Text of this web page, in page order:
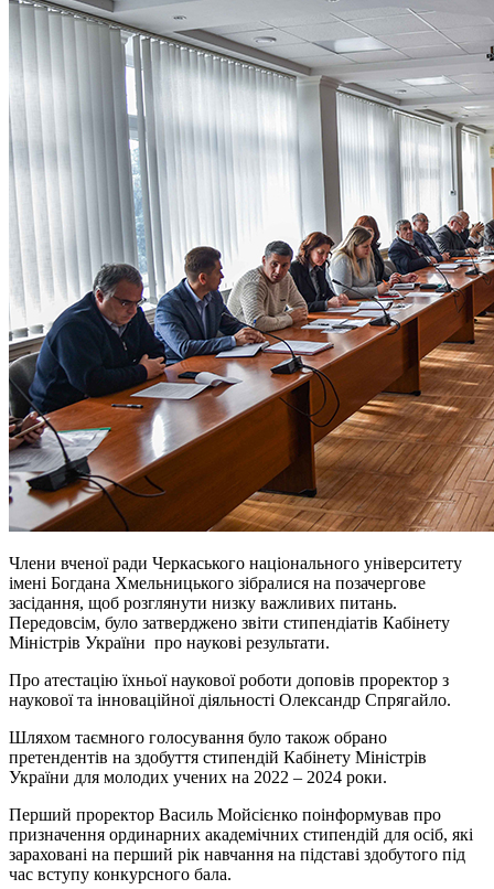
Члени вченої ради Черкаського національного університету
імені Богдана Хмельницького зібралися на позачергове
засідання, щоб розглянути низку важливих питань.
Передовсім, було затверджено звіти стипендіатів Кабінету
Міністрів України про наукові результати.
Про атестацію їхньої наукової роботи доповів проректор з
наукової та інноваційної діяльності Олександр Спрягайло.
Шляхом таємного голосування було також обрано
претендентів на здобуття стипендій Кабінету Міністрів
України для молодих учених на 2022 – 2024 роки.
Перший проректор Василь Мойсієнко поінформував про
призначення ординарних академічних стипендій для осіб, які
зараховані на перший рік навчання на підставі здобутого під
час вступу конкурсного бала.